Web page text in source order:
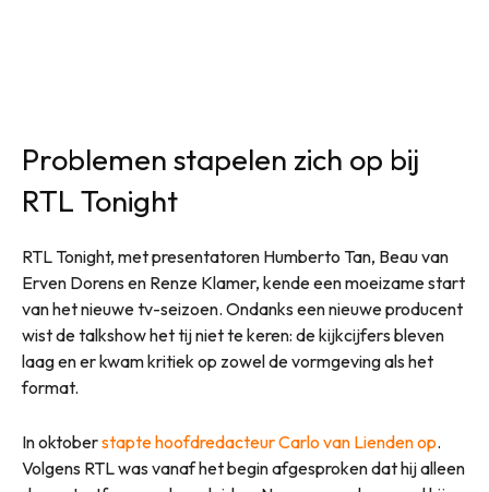
Problemen stapelen zich op bij
RTL Tonight
RTL Tonight, met presentatoren Humberto Tan, Beau van
Erven Dorens en Renze Klamer, kende een moeizame start
van het nieuwe tv-seizoen. Ondanks een nieuwe producent
wist de talkshow het tij niet te keren: de kijkcijfers bleven
laag en er kwam kritiek op zowel de vormgeving als het
format.
In oktoberstapte hoofdredacteur Carlo van Lienden op.
Volgens RTL was vanaf het begin afgesproken dat hij alleen